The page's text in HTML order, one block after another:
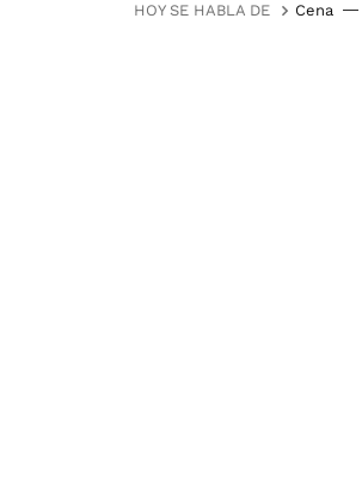
HOY SE HABLA DE Cena